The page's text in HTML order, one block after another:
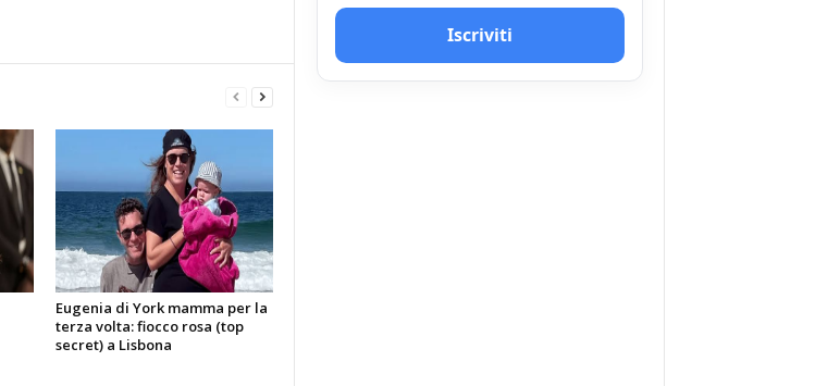
Eugenia di York mamma per la
terza volta: fiocco rosa (top
secret) a Lisbona
Iscriviti